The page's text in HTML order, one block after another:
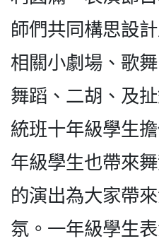
師們共同構思設
相關小劇場、歌
舞蹈、二胡、及
統班十年級學生
年級學生也帶來
的演出為大家帶
氛。一年級學生